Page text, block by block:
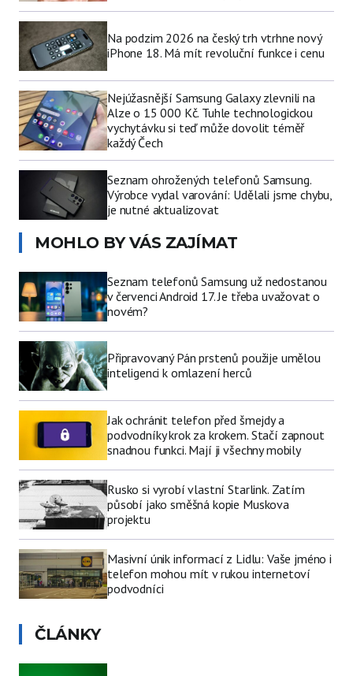
Na podzim 2026 na český trh vtrhne nový
iPhone 18. Má mít revoluční funkce i cenu
Nejúžasnější Samsung Galaxy zlevnili na
Alze o 15 000 Kč. Tuhle technologickou
vychytávku si teď může dovolit téměř
každý Čech
Seznam ohrožených telefonů Samsung.
Výrobce vydal varování: Udělali jsme chybu,
je nutné aktualizovat
MOHLO BY VÁS ZAJÍMAT
Seznam telefonů Samsung už nedostanou
v červenci Android 17. Je třeba uvažovat o
novém?
Připravovaný Pán prstenů použije umělou
inteligenci k omlazení herců
Jak ochránit telefon před šmejdy a
podvodníky krok za krokem. Stačí zapnout
snadnou funkci. Mají ji všechny mobily
Rusko si vyrobí vlastní Starlink. Zatím
působí jako směšná kopie Muskova
projektu
Masivní únik informací z Lidlu: Vaše jméno i
telefon mohou mít v rukou internetoví
podvodníci
ČLÁNKY